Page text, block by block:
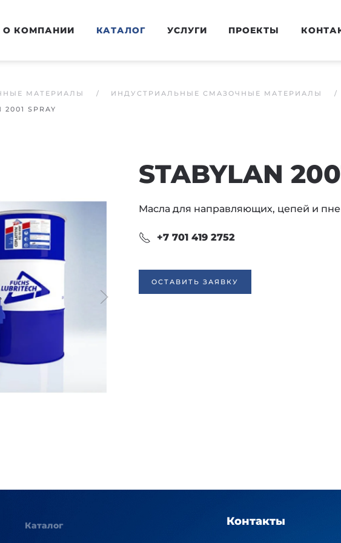
О КОМПАНИИ КАТАЛОГ УСЛУГИ ПРОЕКТЫ
МАТЕРИАЛЫ ИНДУСТРИАЛЬНЫЕ СМАЗОЧНЫЕ МАТЕРИАЛЫ
2001 SPRAY
STABYLAN
Масла для направляющих, цепей и
+7 701 419 2752
ОСТАВИТЬ ЗАЯВКУ
Каталог Контакты